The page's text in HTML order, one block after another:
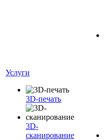
Услуги
3D-печать
3D-
сканирование